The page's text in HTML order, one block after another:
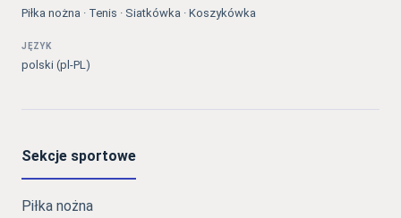
Piłka nożna · Tenis · Siatkówka · Koszykówka
JĘZYK
polski (pl-PL)
Sekcje sportowe
Piłka nożna